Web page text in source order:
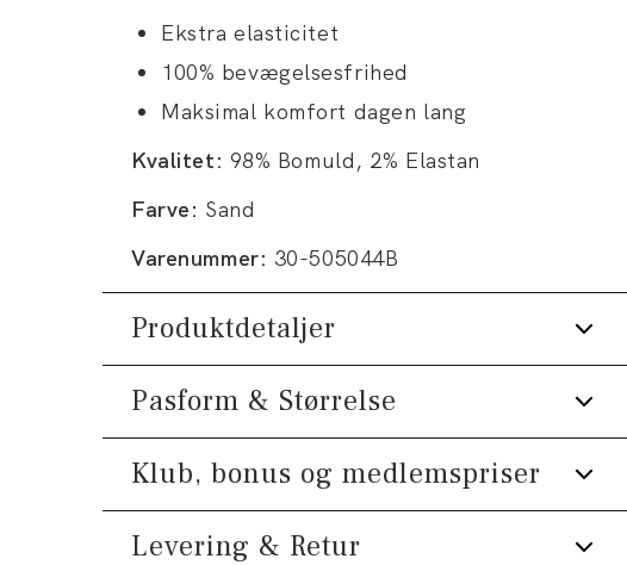
Ekstra elasticitet
100% bevægelsesfrihed
Maksimal komfort dagen lang
Kvalitet: 98% Bomuld, 2% Elastan
Farve: Sand
Varenummer: 30-505044B
Produktdetaljer
Der er to paspolerede baglommer med
Shortsene har gylp med lynlås.
Lavet med Superflex, der giver ekstra
elasticitet og komfort.
Pasform & Størrelse
Fit:Slim fit
Produktet er lille i størrelsen, så vi
anbefaler at gå en størrelse op.,
Klub, bonus og medlemspriser
Tilmeld dig Klub Tøjeksperten helt gratis.
Levering & Retur